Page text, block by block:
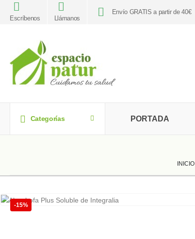
Escríbenos Llámanos
Envío GRATIS a partir de 40€
Categorías PORTADA
INICIO
-15%